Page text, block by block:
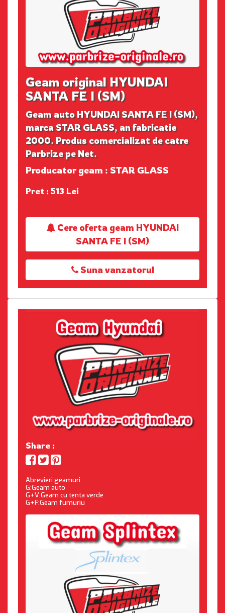
Geam original HYUNDAI
SANTA FE I (SM)
Geam auto HYUNDAI SANTA FE I (SM),
marca STAR GLASS, an fabricatie
2000. Produs comercializat de catre
Parbrize pe Net.
Producator geam : STAR GLASS
Pret : 513 Lei
Cere oferta geam HYUNDAI
SANTA FE I (SM)
Suna vanzatorul
Share :
Abrevieri geamuri:
G:Geam auto
G+V:Geam cu tenta verde
G+F:Geam fumuriu